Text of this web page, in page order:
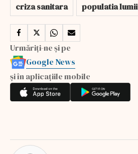
criza sanitara
populatia lumii
Urmăriți-ne și pe
Google News
și în aplicațiile mobile